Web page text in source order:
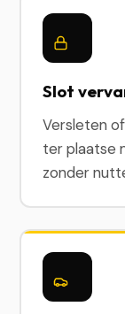
Slot
Versleten
ter plaatse
zonder